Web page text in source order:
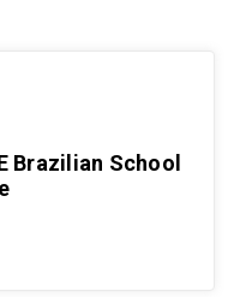
Brazilian School